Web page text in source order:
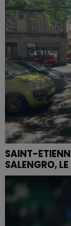
SAINT-
SALENGRO,